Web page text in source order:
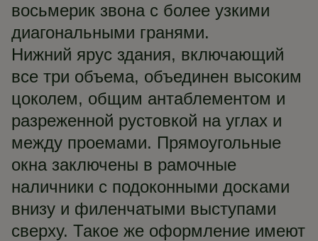
восьмерик звона с более узкими
диагональными гранями.
Нижний ярус здания, включающий
все три объема, объединен высоким
цоколем, общим антаблементом и
разреженной рустовкой на углах и
между проемами. Прямоугольные
окна заключены в рамочные
наличники с подоконными досками
внизу и филенчатыми выступами
сверху. Такое же оформление имеют